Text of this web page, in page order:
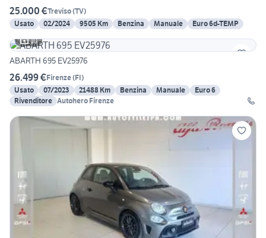
25.000 €Treviso(TV)
Usato
02/2024 9505 Km Benzina Manuale
Euro 6d-TEMP
10
ABARTH 695 EV25976
26.499 €Firenze(FI)
Usato
07/2023 21488 Km Benzina Manuale
Euro 6
Rivenditore Autohero Firenze